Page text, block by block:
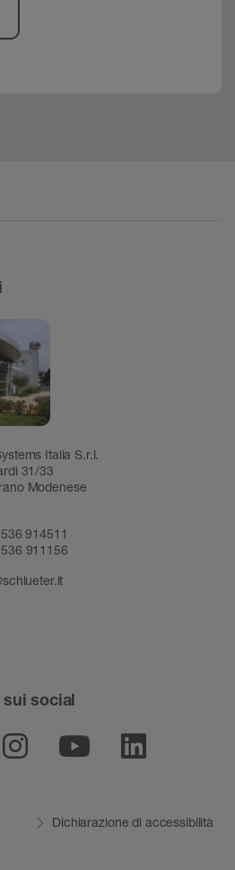
Italia S.r.l.
31/33
Modenese
914511
911156
social
Instagram
Youtube
Dichiarazione di accessibilità